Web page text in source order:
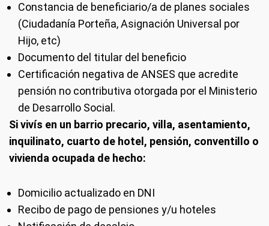
Constancia de beneficiario/a de planes sociales
(Ciudadanía Porteña, Asignación Universal por
Hijo, etc)
Documento del titular del beneficio
Certificación negativa de ANSES que acredite
pensión no contributiva otorgada por el Ministerio
de Desarrollo Social.
Si vivís en un barrio precario, villa, asentamiento,
inquilinato, cuarto de hotel, pensión, conventillo o
vivienda ocupada de hecho:
Domicilio actualizado en DNI
Recibo de pago de pensiones y/u hoteles